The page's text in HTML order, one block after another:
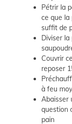
Pétrir la
ce que la
suffit de
Diviser
Couvrir
reposer
à feu
Abaisser
question
pain